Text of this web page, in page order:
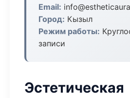
Email:
Город: Кызыл
Режим работы:
записи
Эстетическая